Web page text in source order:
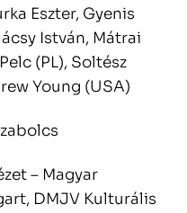
Eszter, Gyenis
István, Mátrai
(PL), Soltész
Young (USA)
– Magyar
DMJV Kulturális